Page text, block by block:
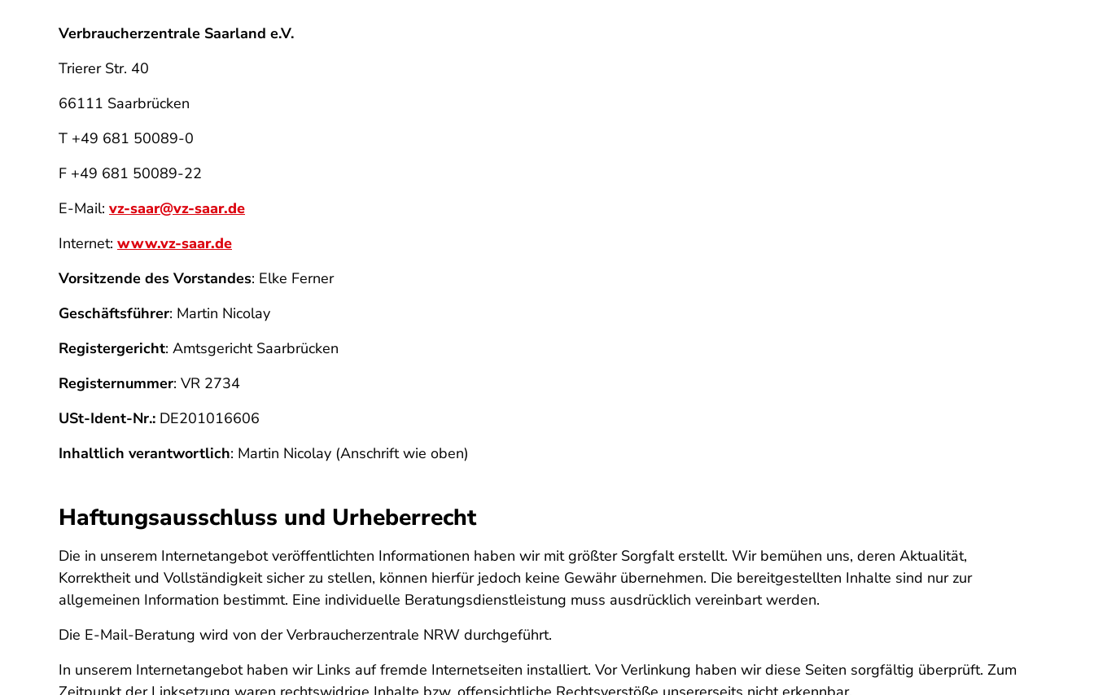
Verbraucherzentrale Saarland e.V.
Trierer Str. 40
66111 Saarbrücken
T +49 681 50089-0
F +49 681 50089-22
E-Mail: vz-saar@vz-saar.de
Internet: www.vz-saar.de
Vorsitzende des Vorstandes: Elke Ferner
Geschäftsführer: Martin Nicolay
Registergericht: Amtsgericht Saarbrücken
Registernummer: VR 2734
USt-Ident-Nr.: DE201016606
Inhaltlich verantwortlich: Martin Nicolay (Anschrift wie oben)
Haftungsausschluss und Urheberrecht
Die in unserem Internetangebot veröffentlichten Informationen haben wir mit größter Sorgfalt erstellt. Wir bemühen uns, deren Aktualität,
Korrektheit und Vollständigkeit sicher zu stellen, können hierfür jedoch keine Gewähr übernehmen. Die bereitgestellten Inhalte sind nur zur
allgemeinen Information bestimmt. Eine individuelle Beratungsdienstleistung muss ausdrücklich vereinbart werden.
Die E-Mail-Beratung wird von der Verbraucherzentrale NRW durchgeführt.
In unserem Internetangebot haben wir Links auf fremde Internetseiten installiert. Vor Verlinkung haben wir diese Seiten sorgfältig überprüft. Zum